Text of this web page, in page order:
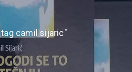
camil sijaric"